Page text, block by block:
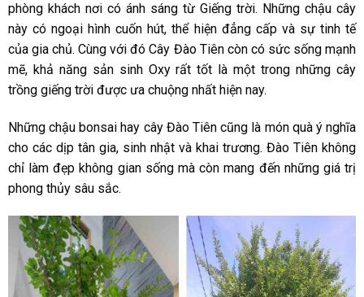
phòng khách nơi có ánh sáng từ Giếng trời. Những chậu cây
này có ngoại hình cuốn hút, thể hiện đẳng cấp và sự tinh tế
của gia chủ. Cùng với đó Cây Đào Tiên còn có sức sống mạnh
mẽ, khả năng sản sinh Oxy rất tốt là một trong những cây
trồng giếng trời được ưa chuộng nhất hiện nay.
Những chậu bonsai hay cây Đào Tiên cũng là món quà ý nghĩa
cho các dịp tân gia, sinh nhật và khai trương. Đào Tiên không
chỉ làm đẹp không gian sống mà còn mang đến những giá trị
phong thủy sâu sắc.